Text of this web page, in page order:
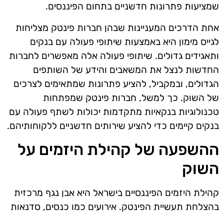
שמציעות פתרונות חדשניים בתחום הפיננסים.
אחת הדרכים המעניינות שבהן חברות פינטק מצליחות
לגייס מימון היא באמצעות שיתופי פעולה עם בנקים
ותאגידים גדולים. שיתופי פעולה אלה מאפשרים לחברות
החדשות לנצל את המשאבים והידע של השותפים
הגדולים, ובמקביל, להציע פתרונות שמתאימים לצרכים
של השוק. כך למשל, חברות פינטק שמפתחות
טכנולוגיות בנקאיות מתקדמות יכולות לשתף פעולה עם
בנקים קיימים כדי להציע שירותים חדשניים ללקוחותיהם.
ההשפעה של קהילת היזמים על
השוק
קהילת היזמים הפיננסיים בישראל היא אבן נגף מרכזית
בהצלחת תעשיית הפינטק. אירועים כמו כנסים, סדנאות